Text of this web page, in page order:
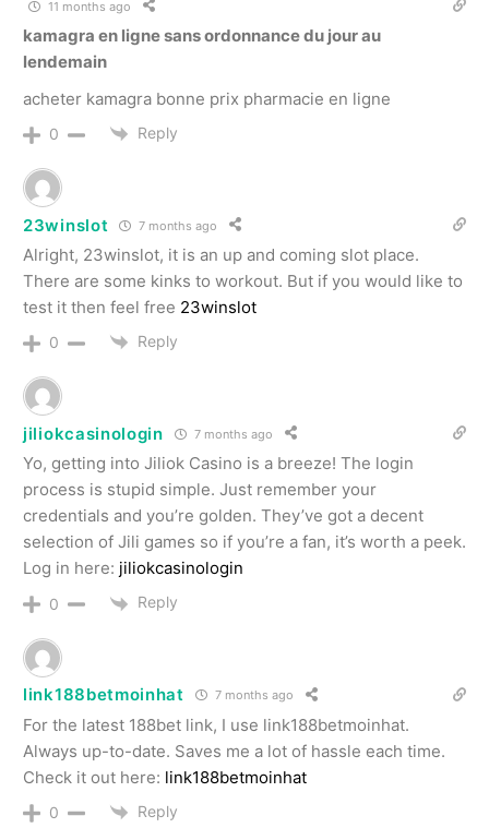
11 months ago
kamagra en ligne sans ordonnance du jour au
lendemain
acheter kamagra bonne prix pharmacie en ligne
0 Reply
23winslot 7 months ago
Alright, 23winslot, it is an up and coming slot place.
There are some kinks to workout. But if you would like to
test it then feel free 23winslot
0 Reply
jiliokcasinologin 7 months ago
Yo, getting into Jiliok Casino is a breeze! The login
process is stupid simple. Just remember your
credentials and you’re golden. They’ve got a decent
selection of Jili games so if you’re a fan, it’s worth a peek.
Log in here: jiliokcasinologin
0 Reply
link188betmoinhat 7 months ago
For the latest 188bet link, I use link188betmoinhat.
Always up-to-date. Saves me a lot of hassle each time.
Check it out here: link188betmoinhat
0 Reply